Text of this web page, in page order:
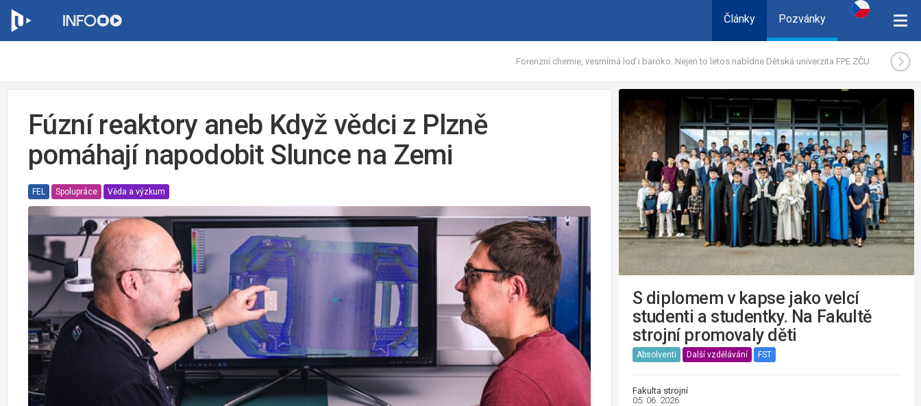
Články Pozvánky
Forenzní chemie, vesmírná loď i baroko. Nejen to letos nabídne Dětská univerzita FPE ZČU
Fúzní reaktory aneb Když vědci z Plzně
pomáhají napodobit Slunce na Zemi
FEL Spolupráce Věda a výzkum
S diplomem v kapse jako velcí
studenti a studentky. Na Fakultě
strojní promovaly děti
Absolventi Další vzdělávání FST
Fakulta strojní
05. 06. 2026